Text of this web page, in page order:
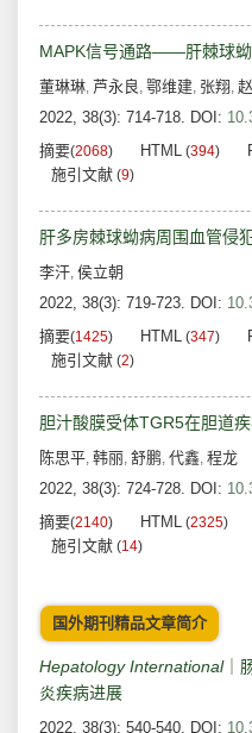
MAPK信号通路——肝棘球
董琳琳, 芦永良, 鄂维建, 张翔,
2022, 38(3): 714-718. DOI:
摘要(2068) HTML (394)
施引文献 (9)
肝多房棘球蚴病周围血管侵
李汗, 侯立朝
2022, 38(3): 719-723. DOI:
摘要(1425) HTML (347)
施引文献 (2)
胆汁酸膜受体TGR5在胆道
陈思平, 韩丽, 舒鹏, 代鑫, 程龙
2022, 38(3): 724-728. DOI:
摘要(2140) HTML (2325)
施引文献 (14)
国外期刊精品文章简介
Hepatology International｜
炎疾病进展
2022, 38(3): 540-540. DOI: